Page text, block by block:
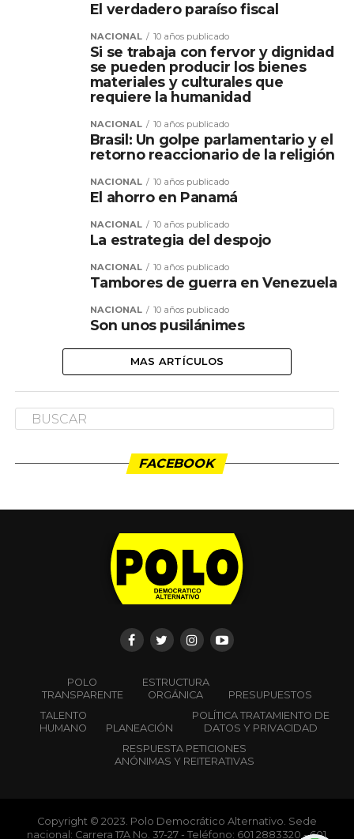
El verdadero paraíso fiscal
NACIONAL 10 años publicado
Si se trabaja con fervor y dignidad
se pueden producir los bienes
materiales y culturales que
requiere la humanidad
NACIONAL 10 años publicado
Brasil: Un golpe parlamentario y el
retorno reaccionario de la religión
NACIONAL 10 años publicado
El ahorro en Panamá
NACIONAL 10 años publicado
La estrategia del despojo
NACIONAL 10 años publicado
Tambores de guerra en Venezuela
NACIONAL 10 años publicado
Son unos pusilánimes
MAS ARTÍCULOS
FACEBOOK
POLO
TRANSPARENTE
ESTRUCTURA
ORGÁNICA
PRESUPUESTOS
TALENTO
HUMANO
PLANEACIÓN
POLÍTICA TRATAMIENTO DE
DATOS Y PRIVACIDAD
RESPUESTA PETICIONES
ANÓNIMAS Y REITERATIVAS
Copyright © 2023. Polo Democrático Alternativo. Sede
nacional: Carrera 17A No. 37-27 - Teléfono: 601 2883320 - 601